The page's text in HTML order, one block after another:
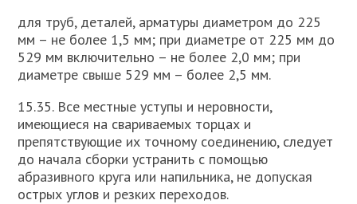
для труб, деталей, арматуры диаметром до 225
мм – не более 1,5 мм; при диаметре от 225 мм до
529 мм включительно – не более 2,0 мм; при
диаметре свыше 529 мм – более 2,5 мм.
15.35. Все местные уступы и неровности,
имеющиеся на свариваемых торцах и
препятствующие их точному соединению, следует
до начала сборки устранить с помощью
абразивного круга или напильника, не допуская
острых углов и резких переходов.